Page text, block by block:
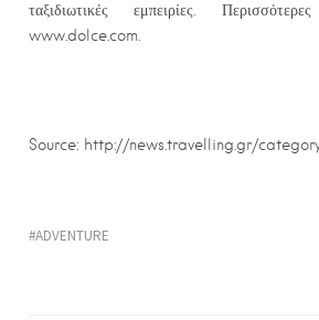
ταξιδιωτικές εμπειρίες.
www.dolce.com.
Source: http://news.travelling.gr/
ADVENTURE